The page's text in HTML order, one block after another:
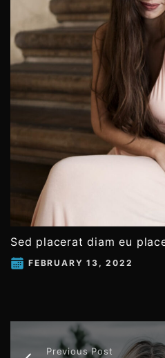
Sed placerat diam eu
FEBRUARY 13, 2022
Previous Post